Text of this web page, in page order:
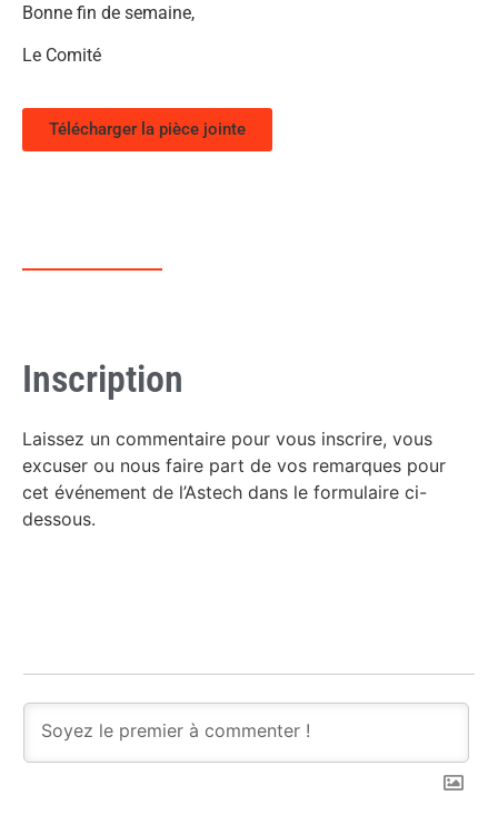
Bonne fin de semaine,
Le Comité
Télécharger la pièce jointe
Inscription
Laissez un commentaire pour vous inscrire, vous
excuser ou nous faire part de vos remarques pour
cet événement de l’Astech dans le formulaire ci-
dessous.